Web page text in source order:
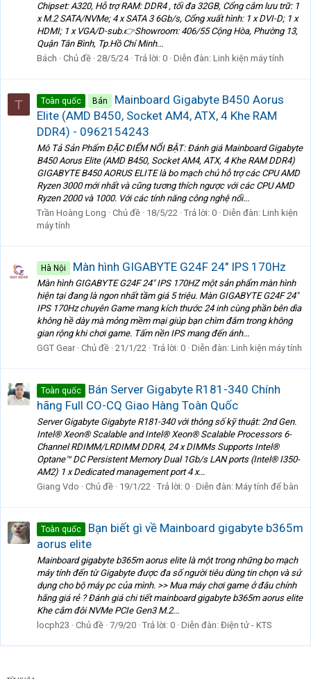
Chipset: A320, Hỗ trợ RAM: DDR4 , tối đa 32GB, Cổng cắm lưu trữ: 1
x M.2 SATA/NVMe; 4 x SATA 3 6Gb/s, Cổng xuất hình: 1 x DVI-D; 1 x
HDMI; 1 x VGA/D-sub.👉Showroom: 406/55 Cộng Hòa, Phường 13,
Quận Tân Bình, Tp.Hồ Chí Minh...
Bách
Chủ đề 28/5/24 Trả lời: 0 Diễn đàn: Linh kiện máy tính
T Toàn quốc Bán
Mainboard Gigabyte B450 Aorus
Elite (AMD B450, Socket AM4, ATX, 4 Khe RAM
DDR4) - 0962154243
Mô Tả Sản Phẩm ĐẶC ĐIỂM NỔI BẬT: Đánh giá Mainboard Gigabyte
B450 Aorus Elite (AMD B450, Socket AM4, ATX, 4 Khe RAM DDR4)
GIGABYTE B450 AORUS ELITE là bo mạch chủ hỗ trợ các CPU AMD
Ryzen 3000 mới nhất và cũng tương thích ngược với các CPU AMD
Ryzen 2000 và 1000. Với các tính năng công nghệ nổi...
Trần Hoàng Long
Chủ đề 18/5/22 Trả lời: 0 Diễn đàn: Linh kiện
máy tính
Hà Nội Màn hình GIGABYTE G24F 24″ IPS 170Hz
Màn hình GIGABYTE G24F 24″ IPS 170HZ một sản phẩm màn hình
hiện tại đang là ngon nhất tầm giá 5 triệu. Màn GIGABYTE G24F 24″
IPS 170Hz chuyên Game mang kích thước 24 inh cùng phần bên dìa
không hề dày mà mỏng mềm mại giúp bạn chìm đắm trong không
gian rộng khi chơi game. Tấm nền IPS mang đến ánh...
GGT Gear Chủ đề 21/1/22 Trả lời: 0 Diễn đàn: Linh kiện máy tính
Toàn quốc
Bán Server Gigabyte R181-340 Chính
hãng Full CO-CQ Giao Hàng Toàn Quốc
Server Gigabyte Gigabyte R181-340 với thông số kỹ thuật: 2nd Gen.
Intel® Xeon® Scalable and Intel® Xeon® Scalable Processors 6-
Channel RDIMM/LRDIMM DDR4, 24 x DIMMs Supports Intel®
Optane™ DC Persistent Memory Dual 1Gb/s LAN ports (Intel® I350-
AM2) 1 x Dedicated management port 4 x...
Giang Vdo
Chủ đề 19/1/22 Trả lời: 0 Diễn đàn: Máy tính để bàn
Toàn quốc
Bạn biết gì về Mainboard gigabyte b365m
aorus elite
Mainboard gigabyte b365m aorus elite là một trong những bo mạch
máy tính đến từ Gigabyte được đa số người tiêu dùng tin chọn và sử
dụng cho bộ máy pc của mình. >> Mua máy chơi game ở đâu chính
hãng giá rẻ ? Đánh giá chi tiết mainboard gigabyte b365m aorus elite
Khe cắm đôi NVMe PCIe Gen3 M.2...
locph23
Chủ đề 7/9/20 Trả lời: 0 Diễn đàn: Điện tử - KTS